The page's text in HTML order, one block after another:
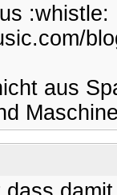
:whistle:
aus